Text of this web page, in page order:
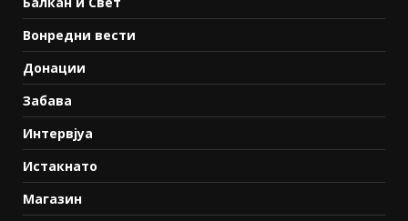
Вонредни вести
Донации
Забава
Интервјуа
Истакнато
Магазин